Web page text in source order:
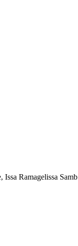
Ramagelissa Samb